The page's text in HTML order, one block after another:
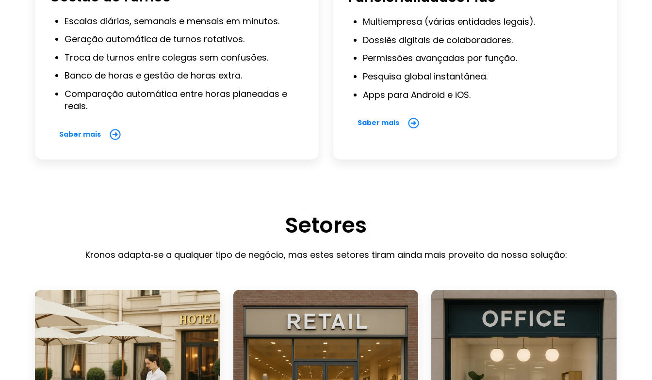
Escalas diárias, semanais e mensais em minutos.
Geração automática de turnos rotativos.
Troca de turnos entre colegas sem confusões.
Banco de horas e gestão de horas extra.
Comparação automática entre horas planeadas e
reais.
Saber mais
Multiempresa (várias entidades legais).
Dossiês digitais de colaboradores.
Permissões avançadas por função.
Pesquisa global instantânea.
Apps para Android e iOS.
Saber mais
Setores
Kronos adapta‑se a qualquer tipo de negócio, mas estes setores tiram ainda mais proveito da nossa solução: